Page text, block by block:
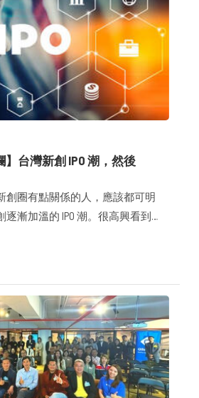
】台灣新創 IPO 潮，然後
創圈有點關係的人，應該都可明
漸加溫的 IPO 潮。很高興看到
娛樂平台 17LIVE，也即將在本
7 月，來電辨識 Whoscall 開發
在台灣證交所創新板 IPO；以及
關鍵評論網也將在美國上市。若
、Appier、完美移動已成功上
陣子真的很熱鬧。 身為 2000 年
媒體，擔任主跑 Internet 產業的